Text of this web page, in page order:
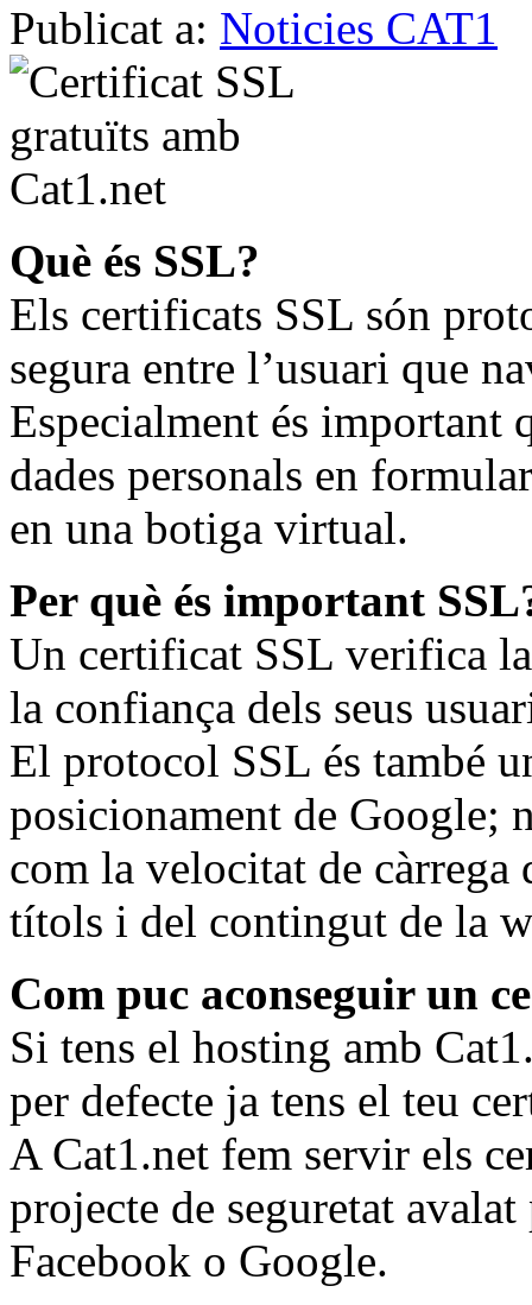
Publicat a: Noticies CAT1
Què és SSL?
Els certificats SSL són
segura entre l’usuari que
Especialment és important
dades personals en
en una botiga virtual.
Per què és important
Un certificat SSL verifica
la confiança dels seus
El protocol SSL és també
posicionament de Google;
com la velocitat de
títols i del contingut de la
Com puc aconseguir un
Si tens el hosting amb
per defecte ja tens el teu
A Cat1.net fem servir els
projecte de seguretat
Facebook o Google.